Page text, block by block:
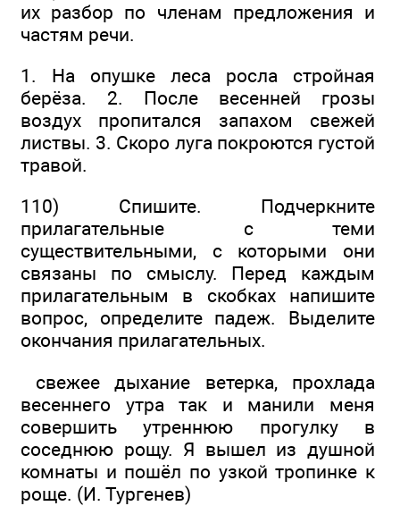
их разбор по членам предложения и
частям речи.
1. На опушке леса росла стройная
берёза. 2. После весенней грозы
воздух пропитался запахом свежей
листвы. 3. Скоро луга покроются густой
травой.
110) Спишите. Подчеркните
прилагательные с теми
существительными, с которыми они
связаны по смыслу. Перед каждым
прилагательным в скобках напишите
вопрос, определите падеж. Выделите
окончания прилагательных.
свежее дыхание ветерка, прохлада
весеннего утра так и манили меня
совершить утреннюю прогулку в
соседнюю рощу. Я вышел из душной
комнаты и пошёл по узкой тропинке к
роще. (И. Тургенев)